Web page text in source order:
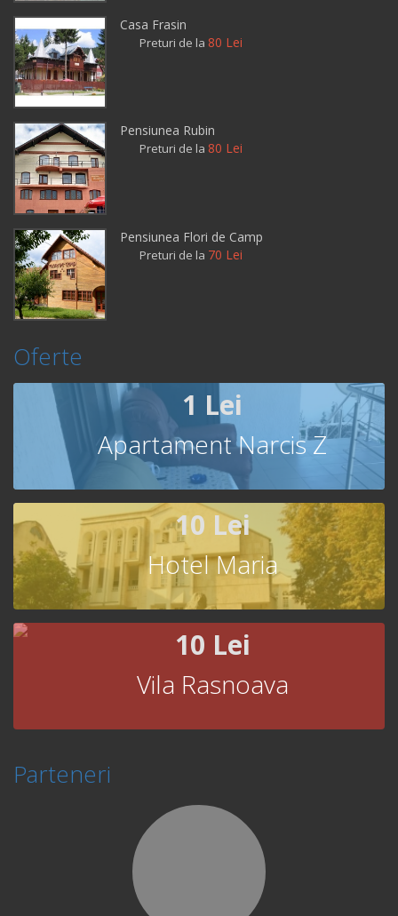
Casa Frasin
Preturi de la 80 Lei
Pensiunea Rubin
Preturi de la 80 Lei
Pensiunea Flori de Camp
Preturi de la 70 Lei
Oferte
1 Lei
Apartament Narcis Z
10 Lei
Hotel Maria
10 Lei
Vila Rasnoava
Parteneri